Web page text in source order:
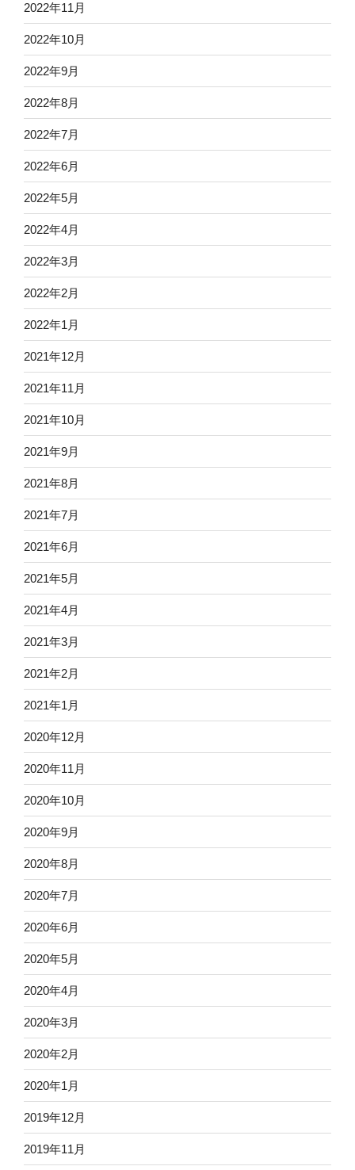
2022年11月
2022年10月
2022年9月
2022年8月
2022年7月
2022年6月
2022年5月
2022年4月
2022年3月
2022年2月
2022年1月
2021年12月
2021年11月
2021年10月
2021年9月
2021年8月
2021年7月
2021年6月
2021年5月
2021年4月
2021年3月
2021年2月
2021年1月
2020年12月
2020年11月
2020年10月
2020年9月
2020年8月
2020年7月
2020年6月
2020年5月
2020年4月
2020年3月
2020年2月
2020年1月
2019年12月
2019年11月